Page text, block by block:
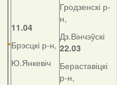
11.04
Брэсцкі р-н,
Ю.Янкевіч
Гродзенскі р-
н,
Дз.Вінчэўскі
22.03
Бераставіцкі
р-н,